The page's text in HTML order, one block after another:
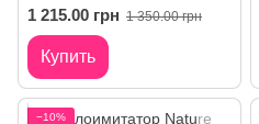
присоской
1 215.00 грн 1 350.00 грн
Купить
−10%